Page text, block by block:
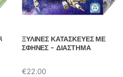
ΞΥΛΙΝΕΣ ΚΑΤΑΣΚΕΥΕΣ ΜΕ
ΣΦΗΝΕΣ – ΔΙΑΣΤΗΜΑ
€22.00